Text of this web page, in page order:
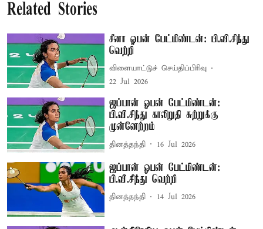
Related Stories
சீனா ஓபன் பேட்மிண்டன்: பி.வி.சிந்து
வெற்றி
விளையாட்டுச் செய்திப்பிரிவு
22 Jul 2026
ஜப்பான் ஓபன் பேட்மிண்டன்:
பி.வி.சிந்து காலிறுதி சுற்றுக்கு
முன்னேற்றம்
தினத்தந்தி 16 Jul 2026
ஜப்பான் ஓபன் பேட்மிண்டன்:
பி.வி.சிந்து வெற்றி
தினத்தந்தி 14 Jul 2026